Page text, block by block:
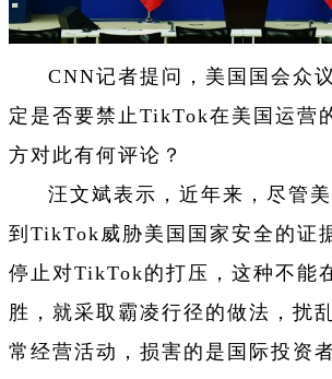
CNN记者提问，美国国会众
定是否要禁止TikTok在美国运营
方对此有何评论？
汪文斌表示，近年来，尽管
到TikTok威胁美国国家安全的证
停止对TikTok的打压，这种不能
胜，就采取霸凌行径的做法，扰
常经营活动，损害的是国际投资